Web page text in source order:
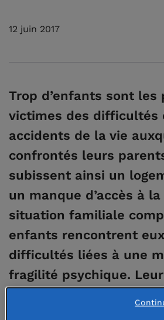
12 juin 2017
Trop d’enfants sont les
victimes des difficultés
accidents de la vie
confrontés leurs
subissent ainsi un
un manque d’accès à
situation familiale
enfants rencontrent
difficultés liées à une
fragilité psychique.